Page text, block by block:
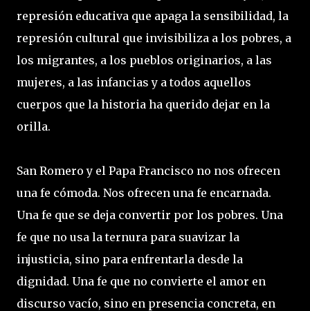
represión educativa que apaga la sensibilidad, la
represión cultural que invisibiliza a los pobres, a
los migrantes, a los pueblos originarios, a las
mujeres, a las infancias y a todos aquellos
cuerpos que la historia ha querido dejar en la
orilla.
San Romero y el Papa Francisco no nos ofrecen
una fe cómoda. Nos ofrecen una fe encarnada.
Una fe que se deja convertir por los pobres. Una
fe que no usa la ternura para suavizar la
injusticia, sino para enfrentarla desde la
dignidad. Una fe que no convierte el amor en
discurso vacío, sino en presencia concreta, en